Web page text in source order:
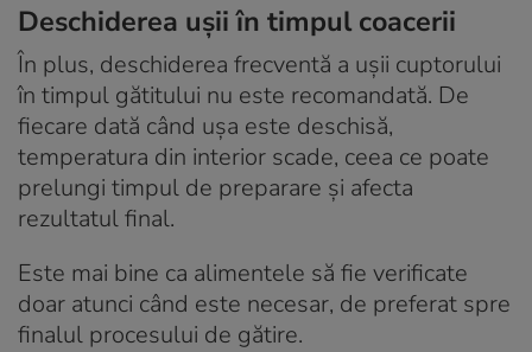
Deschiderea ușii în timpul coacerii
În plus, deschiderea frecventă a ușii cuptorului
în timpul gătitului nu este recomandată. De
fiecare dată când ușa este deschisă,
temperatura din interior scade, ceea ce poate
prelungi timpul de preparare și afecta
rezultatul final.
Este mai bine ca alimentele să fie verificate
doar atunci când este necesar, de preferat spre
finalul procesului de gătire.